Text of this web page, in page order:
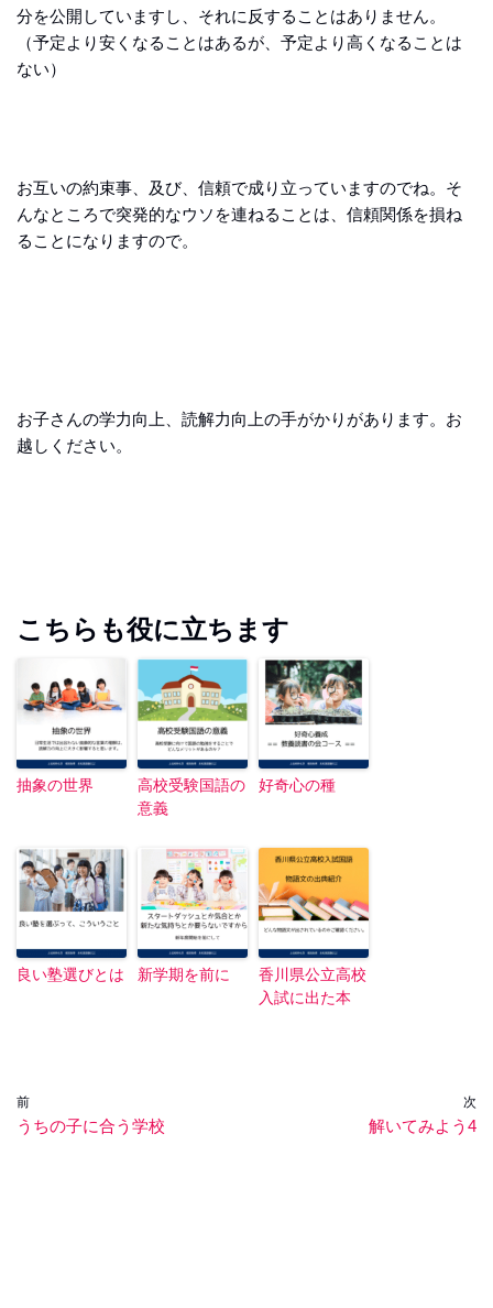
分を公開していますし、それに反することはありません。
（予定より安くなることはあるが、予定より高くなることは
ない）
お互いの約束事、及び、信頼で成り立っていますのでね。そ
んなところで突発的なウソを連ねることは、信頼関係を損ね
ることになりますので。
お子さんの学力向上、読解力向上の手がかりがあります。お
越しください。
こちらも役に立ちます
抽象の世界
高校受験国語の
意義
好奇心の種
良い塾選びとは 新学期を前に
香川県公立高校
入試に出た本
前
うちの子に合う学校
次
解いてみよう4